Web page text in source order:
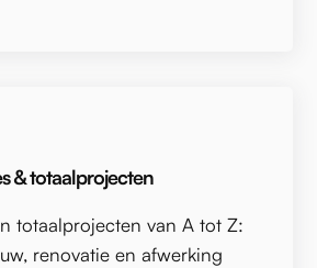
& totaalprojecten
totaalprojecten van A tot Z:
renovatie en afwerking